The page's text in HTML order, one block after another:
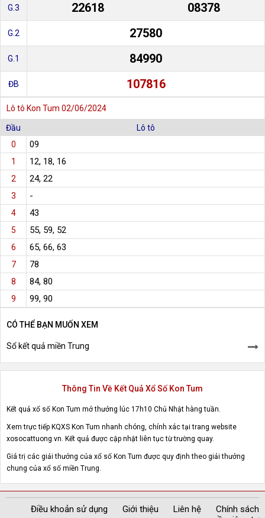
G.3 22618 08378
G.2 27580
G.1 84990
ĐB 107816
Lô tô Kon Tum 02/06/2024
Đầu
Lô tô
0
09
1 12, 18, 16
2 24, 22
3 -
4 43
5 55, 59, 52
6 65, 66, 63
7 78
8 84, 80
9 99, 90
CÓ THỂ BẠN MUỐN XEM
Sổ kết quả miền Trung
Thông Tin Về Kết Quả Xổ Số Kon Tum
Kết quả xổ số Kon Tum mở thưởng lúc 17h10 Chủ Nhật hàng tuần.
Xem trực tiếp KQXS Kon Tum nhanh chóng, chính xác tại trang website
xosocattuong.vn. Kết quả được cập nhật liên tục từ trường quay.
Giá trị các giải thưởng của xổ số Kon Tum được quy định theo giải thưởng
chung của xổ số miền Trung.
Điều khoản sử dụng Giới thiệu Liên hệ
Chính sách